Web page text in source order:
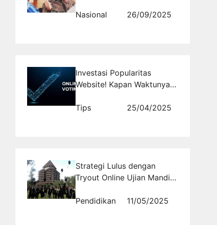
Kebenaran
Nasional 26/09/2025
Investasi Popularitas
Website! Kapan Waktunya
Vote untuk Hasil Optimal?
Tips 25/04/2025
Strategi Lulus dengan
Tryout Online Ujian Mandiri
Terkini
Pendidikan 11/05/2025